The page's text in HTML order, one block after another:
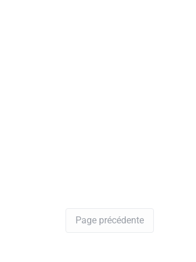
Page précédente